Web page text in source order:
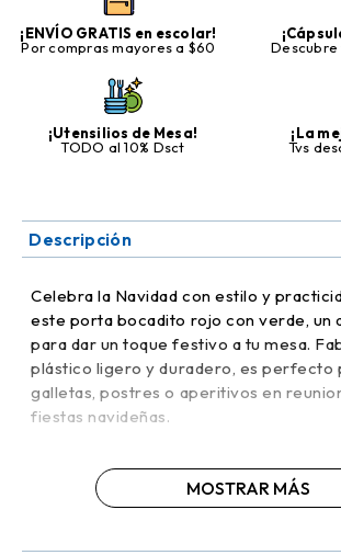
¡ENVÍO GRATIS en escolar!
Por compras mayores a $60
Descubre
¡Utensilios de Mesa!
TODO al 10% Dsct
¡La
Tvs
Descripción
Celebra la Navidad con estilo y
este porta bocadito rojo con verde, un
para dar un toque festivo a tu mesa.
plástico ligero y duradero, es perfecto
galletas, postres o aperitivos en
fiestas navideñas.
Su tamaño de 21.5 cm de ancho y 9 cm
muy funcional, ofreciendo espacio
ocupar demasiado lugar en la mesa. Su
MOSTRAR MÁS